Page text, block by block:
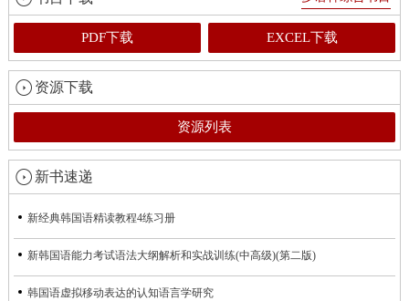
PDF下载 EXCEL下载
资源下载
资源列表
新书速递
新经典韩国语精读教程4练习册
新韩国语能力考试语法大纲解析和实战训练(中高级)(第二版)
韩国语虚拟移动表达的认知语言学研究